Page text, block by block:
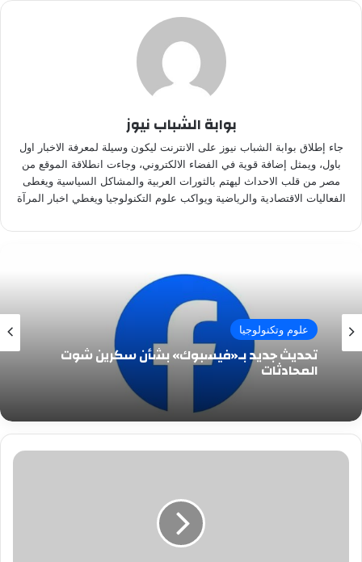
بوابة الشباب نيوز
جاء إطلاق بوابة الشباب نيوز على الانترنت ليكون وسيلة لمعرفة الاخبار اول
باول، ويمثل إضافة قوية في الفضاء الالكتروني، وجاءت انطلاقة الموقع من
مصر من قلب الاحداث ليهتم بالثورات العربية والمشاكل السياسية ويغطى
الفعاليات الاقتصادية والرياضية ويواكب علوم التكنولوجيا ويغطي اخبار المرآة
علوم وتكنولوجيا
تحديث جديد بـ«فيسبوك» بشأن سكرين شوت
المحادثات
بالفيديو